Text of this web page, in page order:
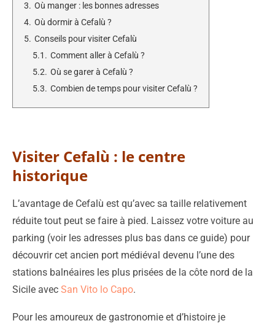
3. Où manger : les bonnes adresses
4. Où dormir à Cefalù ?
5. Conseils pour visiter Cefalù
5.1. Comment aller à Cefalù ?
5.2. Où se garer à Cefalù ?
5.3. Combien de temps pour visiter Cefalù ?
Visiter Cefalù : le centre
historique
L’avantage de Cefalù est qu’avec sa taille relativement
réduite tout peut se faire à pied. Laissez votre voiture au
parking (voir les adresses plus bas dans ce guide) pour
découvrir cet ancien port médiéval devenu l’une des
stations balnéaires les plus prisées de la côte nord de la
Sicile avec San Vito lo Capo.
Pour les amoureux de gastronomie et d’histoire je